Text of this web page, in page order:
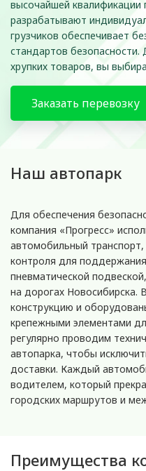
высочайшей квалификации
разрабатывают
грузчиков обеспечивает
стандартов безопасности.
хрупких товаров, вы
Заказать перевозку
Наш автопарк
Для обеспечения
компания «Прогресс»
автомобильный
контроля для
пневматической
на дорогах
конструкцию и
крепежными элементами
регулярно проводим
автопарка, чтобы
доставки. Каждый
водителем, который
городских маршрутов и
Преимущества